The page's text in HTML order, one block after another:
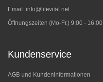
Email: info@lifevital.net
Öffnungszeiten (Mo-Fr.) 9:00 - 16:00
Kundenservice
AGB und Kundeninformationen